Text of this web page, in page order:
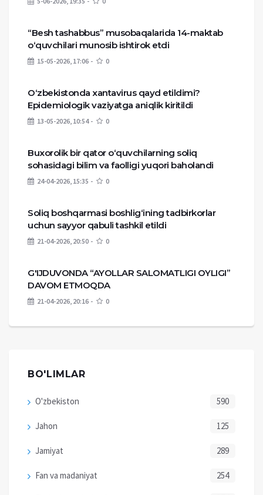
“Besh tashabbus” musobaqalarida 14-maktab
o‘quvchilari munosib ishtirok etdi
15-05-2026, 17:06 0
O‘zbekistonda xantavirus qayd etildimi?
Epidemiologik vaziyatga aniqlik kiritildi
13-05-2026, 10:54 0
Buxorolik bir qator o‘quvchilarning soliq
sohasidagi bilim va faolligi yuqori baholandi
24-04-2026, 15:35 0
Soliq boshqarmasi boshlig‘ining tadbirkorlar
uchun sayyor qabuli tashkil etildi
21-04-2026, 20:50 0
G'IJDUVONDA “AYOLLAR SALOMATLIGI OYLIGI”
DAVOM ETMOQDA
21-04-2026, 20:16 0
BO'LIMLAR
O'zbekiston 590
Jahon 125
Jamiyat 289
Fan va madaniyat 254